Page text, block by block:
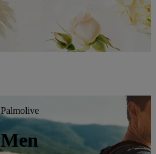
Palmolive
Men